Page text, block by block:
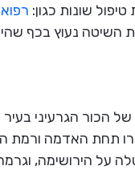
שונות כגון:
השיטה נעוץ בכף
הכוח של הכור הגרעיני
מהאיזור, 140 ישובים נקברו
על הירושימה,